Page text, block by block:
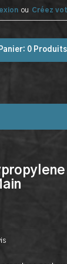
ou Créez
Panier: 0